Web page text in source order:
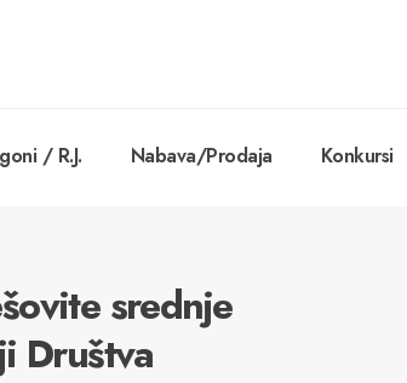
/ R.J. Nabava/Prodaja Konkursi
srednje
Društva